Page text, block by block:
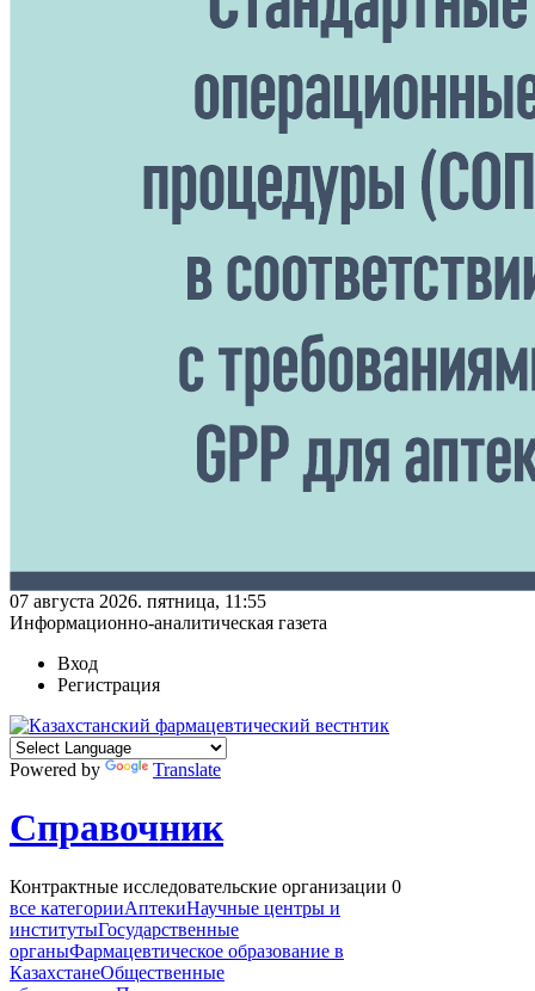
07 августа 2026. пятница, 11:55
Информационно-аналитическая газета
Вход
Регистрация
Powered by Translate
Справочник
Контрактные исследовательские организации 0
все категорииАптекиНаучные центры и
институтыГосударственные
органыФармацевтическое образование в
КазахстанеОбщественные